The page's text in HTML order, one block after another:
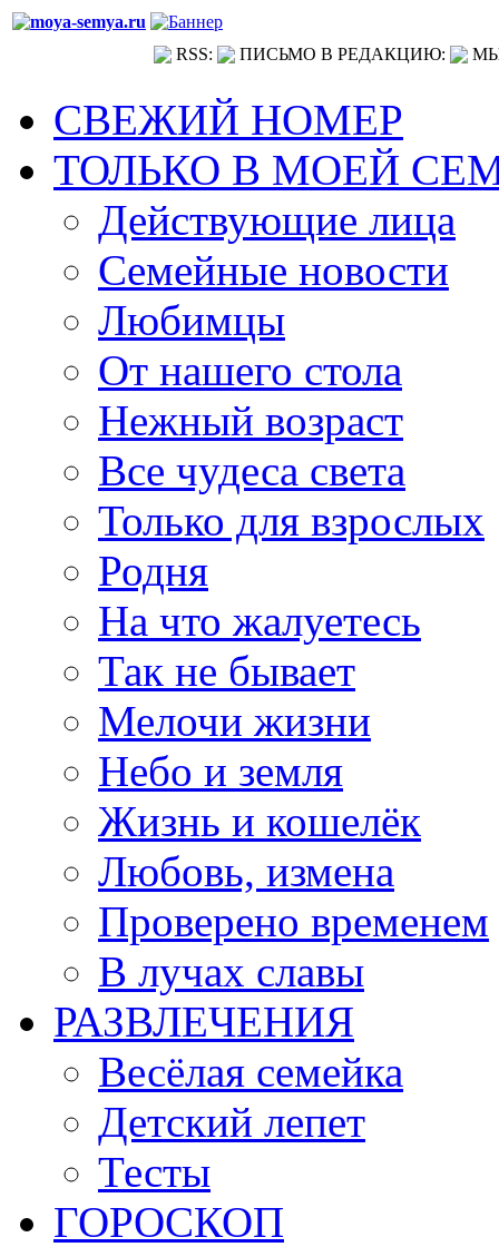
RSS: ПИСЬМО В РЕДАКЦИЮ:
СВЕЖИЙ НОМЕР
ТОЛЬКО В МОЕЙ
Действующие лица
Семейные новости
Любимцы
От нашего стола
Нежный возраст
Все чудеса света
Только для взрослых
Родня
На что жалуетесь
Так не бывает
Мелочи жизни
Небо и земля
Жизнь и кошелёк
Любовь, измена
Проверено временем
В лучах славы
РАЗВЛЕЧЕНИЯ
Весёлая семейка
Детский лепет
Тесты
ГОРОСКОП